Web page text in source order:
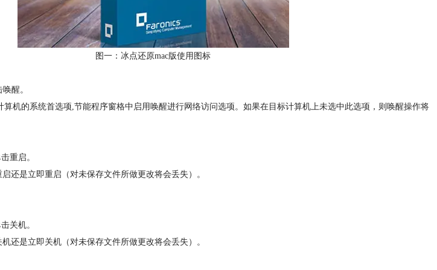
图一：冰点还原mac版使用图标
醒。
机的系统首选项,节能程序窗格中启用唤醒进行网络访问选项。如果在目标计算机上未选中此选项，则唤醒操作将
重启。
还是立即重启（对未保存文件所做更改将会丢失）。
关机。
还是立即关机（对未保存文件所做更改将会丢失）。